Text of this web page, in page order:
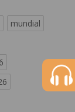
mundial